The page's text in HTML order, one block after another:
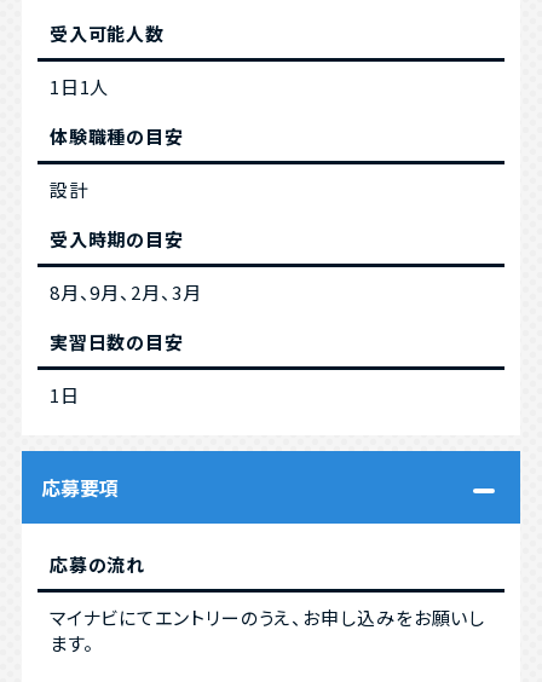
受入可能人数
1日1人
体験職種の目安
設計
受入時期の目安
8月、9月、2月、3月
実習日数の目安
1日
応募要項
応募の流れ
マイナビにてエントリーのうえ、お申し込みをお願いし
ます。